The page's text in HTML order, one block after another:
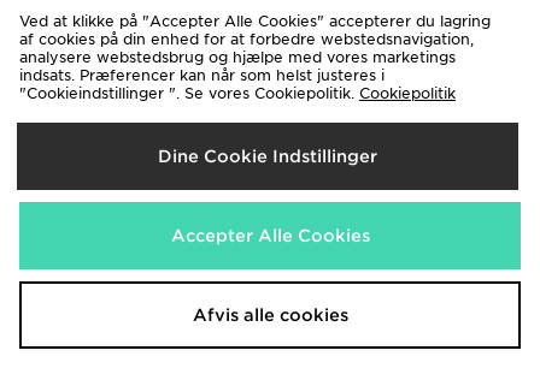
800.00 kr.
450.00 kr.
Havaianas Brazil Logo
Ved at klikke på "Accepter Alle Cookies" accepterer du lagring
af cookies på din enhed for at forbedre webstedsnavigation,
analysere webstedsbrug og hjælpe med vores marketings
indsats. Præferencer kan når som helst justeres i
"Cookieindstillinger ". Se vores Cookiepolitik. Cookiepolitik
Dine Cookie Indstillinger
Accepter Alle Cookies
Afvis alle cookies